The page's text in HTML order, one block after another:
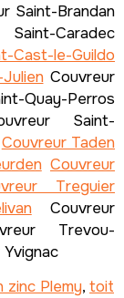
Saint-Brandan
Caradec
Cast-le-Guildo
Couvreur
Quay-Perros
Saint-
Couvreur Taden
Couvreur
Treguier
Couvreur
Trevou-
zinc Plemy, toit